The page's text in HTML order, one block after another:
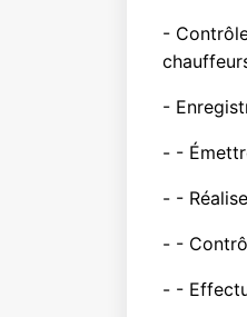
-
-
- -
- -
- -
- -